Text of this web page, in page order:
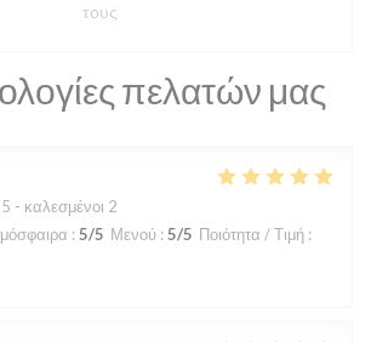
πελατών μας
- καλεσμένοι 2
: 5/5 Μενού : 5/5 Ποιότητα / Τιμή :
τους